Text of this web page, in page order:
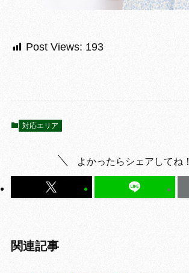
Post Views: 193
対応エリア
よかったらシェアしてね！
関連記事